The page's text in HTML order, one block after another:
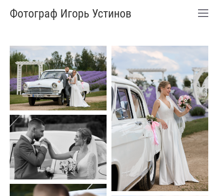
Фотограф Игорь Устинов